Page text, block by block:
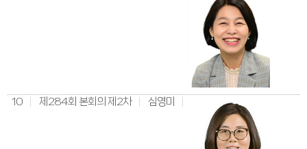
10 제284회 본회의 제2차 심영미